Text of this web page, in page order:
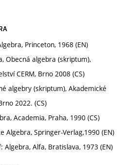
Princeton, 1968 (EN)
Obecná algebra (skriptum),
CERM, Brno 2008 (CS)
algebry (skriptum), Akademické
2022. (CS)
Academia, Praha, 1990 (CS)
Algebra, Springer-Verlag,1990 (EN)
Algebra, Alfa, Bratislava, 1973 (EN)